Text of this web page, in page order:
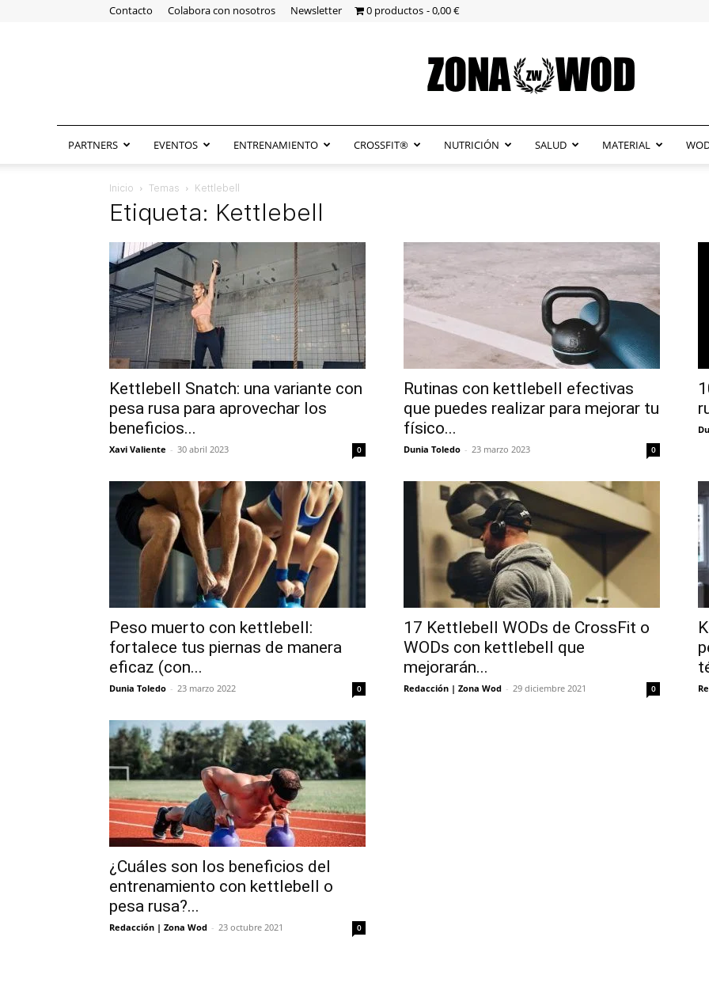
Contacto Colabora con nosotros Newsletter 0 productos 0,00 €
ZonaWOD
PARTNERS EVENTOS ENTRENAMIENTO CROSSFIT® NUTRICIÓN SALUD MATERIAL
Inicio Temas Kettlebell
Etiqueta: Kettlebell
Kettlebell Snatch: una variante con
pesa rusa para aprovechar los
beneficios...
Xavi Valiente - 30 abril 2023 0
Rutinas con kettlebell efectivas
que puedes realizar para mejorar tu
físico...
Dunia Toledo - 23 marzo 2023 0
Peso muerto con kettlebell:
fortalece tus piernas de manera
eficaz (con...
Dunia Toledo - 23 marzo 2022 0
17 Kettlebell WODs de CrossFit o
WODs con kettlebell que
mejorarán...
Redacción | Zona Wod - 29 diciembre 2021 0
¿Cuáles son los beneficios del
entrenamiento con kettlebell o
pesa rusa?...
Redacción | Zona Wod - 23 octubre 2021 0